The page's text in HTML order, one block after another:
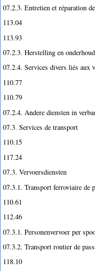
07.2.3. Entretien et réparation
113.04
113.93
07.2.3. Herstelling en
07.2.4. Services divers liés aux
110.77
110.79
07.2.4. Andere diensten in
07.3. Services de transport
110.15
117.24
07.3. Vervoersdiensten
07.3.1. Transport ferroviaire de
110.61
112.46
07.3.1. Personenvervoer per
07.3.2. Transport routier de
118.10